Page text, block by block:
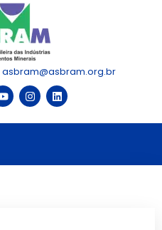
asbram@asbram.org.br